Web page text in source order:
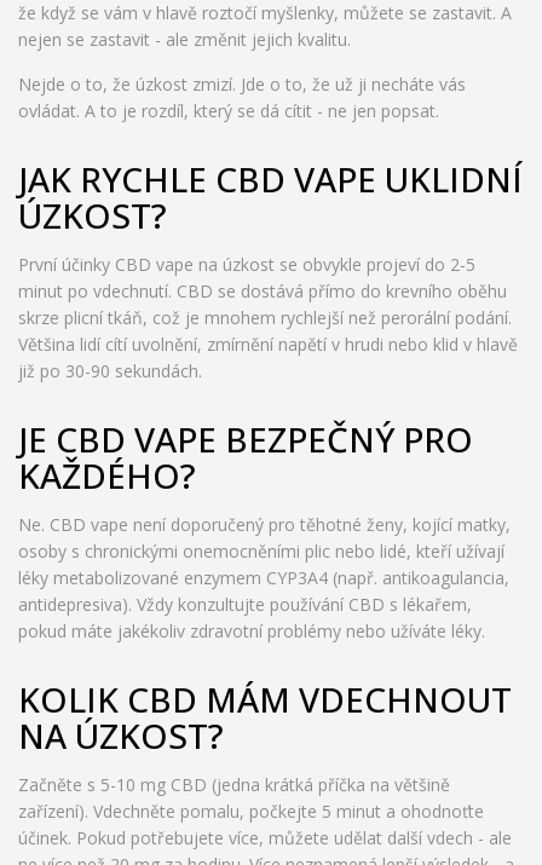
že když se vám v hlavě roztočí myšlenky, můžete se zastavit. A
nejen se zastavit - ale změnit jejich kvalitu.
Nejde o to, že úzkost zmizí. Jde o to, že už ji necháte vás
ovládat. A to je rozdíl, který se dá cítit - ne jen popsat.
JAK RYCHLE CBD VAPE UKLIDNÍ
ÚZKOST?
První účinky CBD vape na úzkost se obvykle projeví do 2-5
minut po vdechnutí. CBD se dostává přímo do krevního oběhu
skrze plicní tkáň, což je mnohem rychlejší než perorální podání.
Většina lidí cítí uvolnění, zmírnění napětí v hrudi nebo klid v hlavě
již po 30-90 sekundách.
JE CBD VAPE BEZPEČNÝ PRO
KAŽDÉHO?
Ne. CBD vape není doporučený pro těhotné ženy, kojící matky,
osoby s chronickými onemocněními plic nebo lidé, kteří užívají
léky metabolizované enzymem CYP3A4 (např. antikoagulancia,
antidepresiva). Vždy konzultujte používání CBD s lékařem,
pokud máte jakékoliv zdravotní problémy nebo užíváte léky.
KOLIK CBD MÁM VDECHNOUT
NA ÚZKOST?
Začněte s 5-10 mg CBD (jedna krátká příčka na většině
zařízení). Vdechněte pomalu, počkejte 5 minut a ohodnoťte
účinek. Pokud potřebujete více, můžete udělat další vdech - ale